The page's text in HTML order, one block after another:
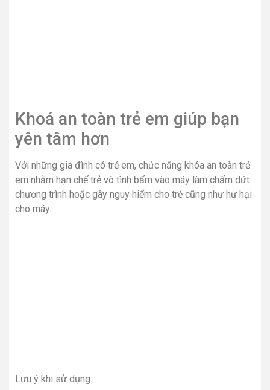
Khoá an toàn trẻ em giúp bạn
yên tâm hơn
Với những gia đình có trẻ em, chức năng khóa an toàn trẻ
em nhằm hạn chế trẻ vô tình bấm vào máy làm chấm dứt
chương trình hoặc gây nguy hiểm cho trẻ cũng như hư hại
cho máy.
Lưu ý khi sử dụng: